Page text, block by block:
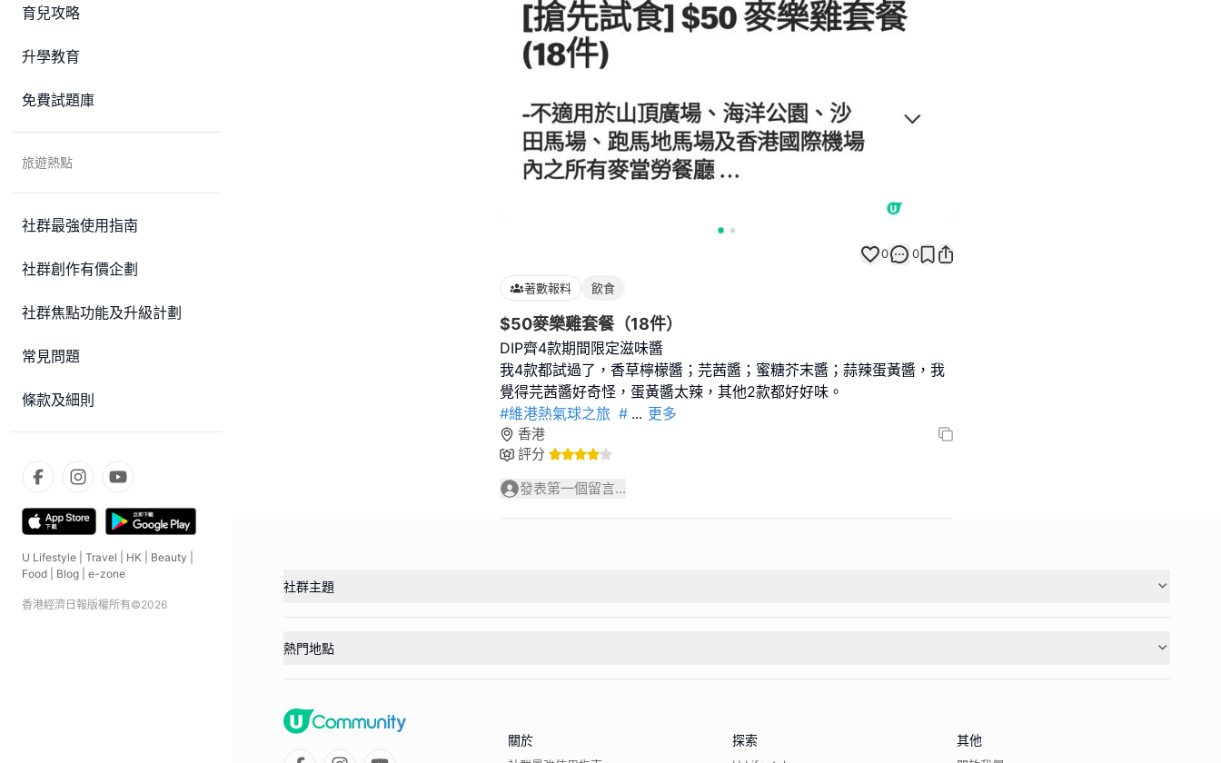
育兒攻略
升學教育
免費試題庫
旅遊熱點
社群最強使用指南
社群創作有價企劃
社群焦點功能及升級計劃
常見問題
條款及細則
U Lifestyle Travel HK Beauty
Food
Blog e-zone
香港經濟日報版權所有©2026
0 0
著數報料 飲食
$50麥樂雞套餐（18件）
DIP齊4款期間限定滋味醬
我4款都試過了，香草檸檬醬；芫茜醬；蜜糖芥末醬；蒜辣蛋黃醬，我
#維港熱氣球之旅 # ... 更多
香港
評分
發表第一個留言...
社群主題
熱門地點
關於 探索 其他